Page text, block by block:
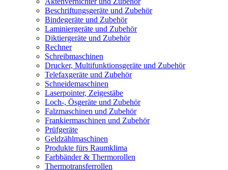
Beschriftungsgeräte und Zubehör
Bindegeräte und Zubehör
Laminiergeräte und Zubehör
Diktiergeräte und Zubehör
Rechner
Schreibmaschinen
Drucker, Multifunktionsgeräte und Zubehör
Telefaxgeräte und Zubehör
Schneidemaschinen
Laserpointer, Zeigestäbe
Loch-, Ösgeräte und Zubehör
Falzmaschinen und Zubehör
Frankiermaschinen und Zubehör
Prüfgeräte
Geldzählmaschinen
Produkte fürs Raumklima
Farbbänder & Thermorollen
Thermotransferrollen